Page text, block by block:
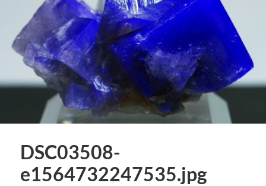
DSC03508-
e1564732247535.jpg